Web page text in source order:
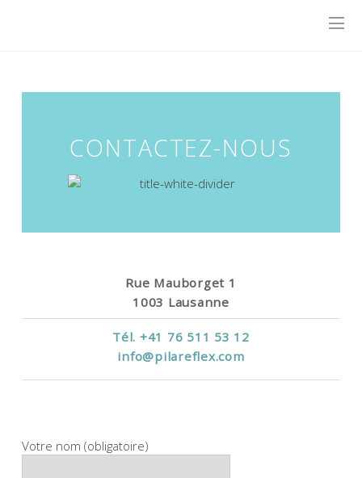
CONTACTEZ-NOUS
Rue Mauborget 1
1003 Lausanne
Tél. +41 76 511 53 12
info@pilareflex.com
Votre nom (obligatoire)